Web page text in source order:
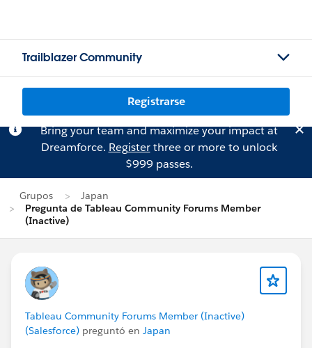
Trailblazer Community
Registrarse
Bring your team and maximize your impact at
Dreamforce. Registerthree or more to unlock
$999 passes.
Grupos
Japan
Pregunta de Tableau Community Forums Member
(Inactive)
Tableau Community Forums Member (Inactive)
(Salesforce) preguntó en Japan